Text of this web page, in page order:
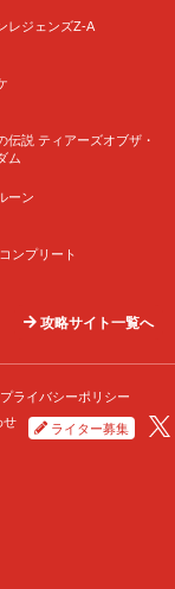
レジェンズZ-A
伝説 ティアーズオブザ・
ム
ーン
ンプリート
攻略サイト一覧へ
プライバシーポリシー
せ ライター募集